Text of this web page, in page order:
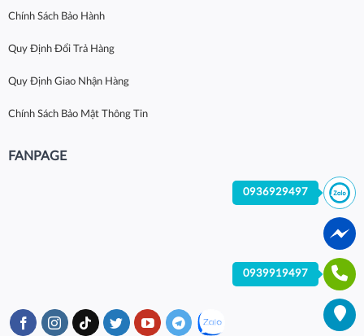
Chính Sách Bảo Hành
Quy Định Đổi Trả Hàng
Quy Định Giao Nhận Hàng
Chính Sách Bảo Mật Thông Tin
FANPAGE
0936929497
0939919497